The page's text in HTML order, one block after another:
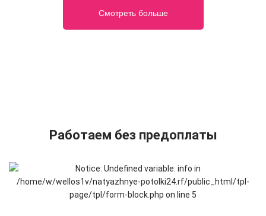
Смотреть больше
Работаем без предоплаты